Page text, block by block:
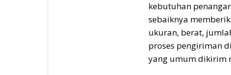
kebutuhan
sebaiknya
ukuran, berat,
proses pengiriman
yang umum dikirim